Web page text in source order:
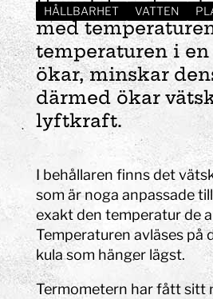
HÅLLBARHET VATTEN
En vätskas
med
temperaturen i en
ökar, minskar
därmed ökar
lyftkraft.
I behållaren finns det
som är noga anpassade
exakt den temperatur de
Temperaturen avläses på
kula som hänger lägst.
Termometern har fått sitt